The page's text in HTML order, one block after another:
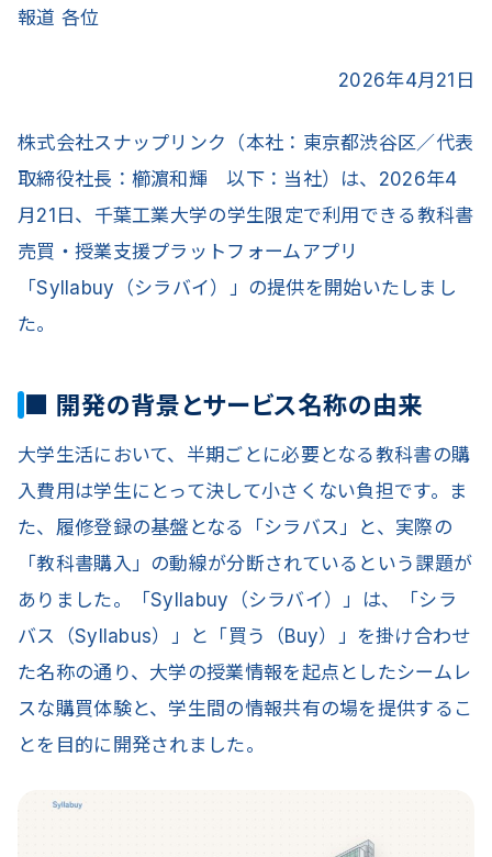
報道 各位
2026年4月21日
株式会社スナップリンク（本社：東京都渋谷区／代表
取締役社長：櫛濵和輝 以下：当社）は、2026年4
月21日、千葉工業大学の学生限定で利用できる教科書
売買・授業支援プラットフォームアプリ
「Syllabuy（シラバイ）」の提供を開始いたしまし
た。
■ 開発の背景とサービス名称の由来
大学生活において、半期ごとに必要となる教科書の購
入費用は学生にとって決して小さくない負担です。ま
た、履修登録の基盤となる「シラバス」と、実際の
「教科書購入」の動線が分断されているという課題が
ありました。「Syllabuy（シラバイ）」は、「シラ
バス（Syllabus）」と「買う（Buy）」を掛け合わせ
た名称の通り、大学の授業情報を起点としたシームレ
スな購買体験と、学生間の情報共有の場を提供するこ
とを目的に開発されました。